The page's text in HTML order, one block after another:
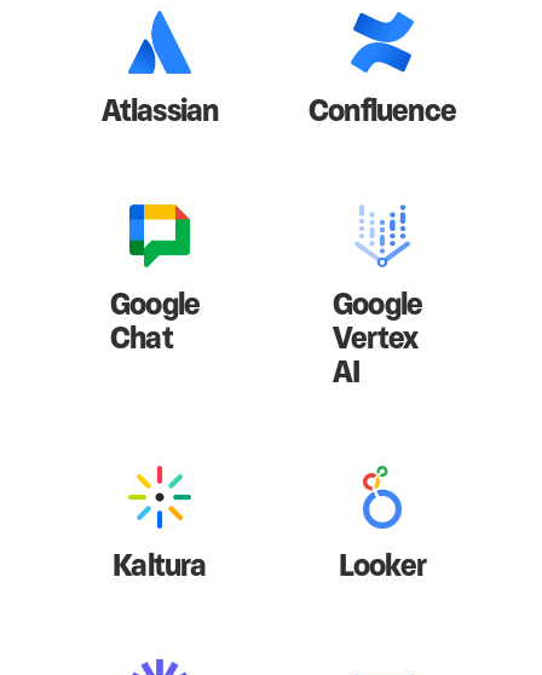
Atlassian Confluence
Google
Chat
Google
Vertex
AI
Kaltura Looker